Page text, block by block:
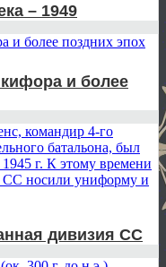
– 1949
и более
дивизия СС